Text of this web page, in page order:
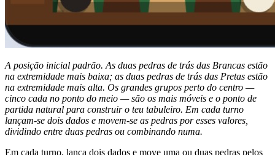
A posição inicial padrão. As duas pedras de trás das Brancas estão
na extremidade mais baixa; as duas pedras de trás das Pretas estão
na extremidade mais alta. Os grandes grupos perto do centro —
cinco cada no ponto do meio — são os mais móveis e o ponto de
partida natural para construir o teu tabuleiro. Em cada turno
lançam-se dois dados e movem-se as pedras por esses valores,
dividindo entre duas pedras ou combinando numa.
Em cada turno, lança dois dados e move uma ou duas pedras pelos